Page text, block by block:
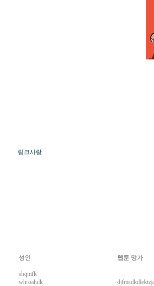
링크사랑
성인
shqmfk
whroahdk
웹툰 망가